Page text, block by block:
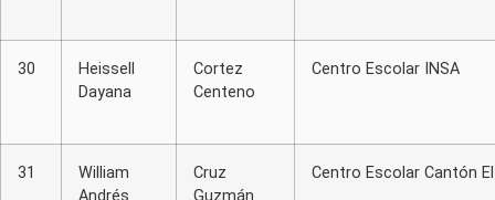
30
Heissell
Dayana
Cortez
Centeno
Centro Escolar INSA
31
William
Cruz
Centro Escolar Cantón